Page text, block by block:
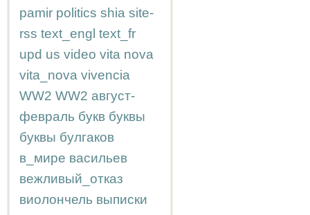
pamir politics shia site-
rss text_engl text_fr
upd us video vita nova
vita_nova vivencia
WW2 WW2 август-
февраль букв буквы
буквы булгаков
в_мире васильев
вежливый_отказ
виолончель выписки